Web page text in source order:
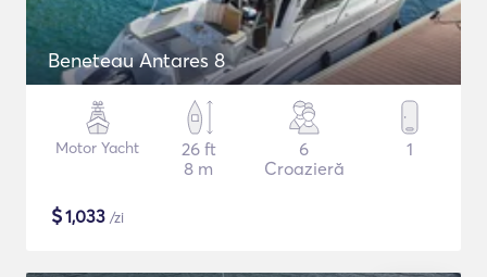
Beneteau Antares 8
Motor Yacht
26 ft
8 m
6
Croazieră
1
$1,033 /zi